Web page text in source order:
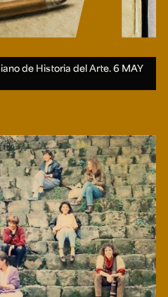
de Historia del Arte.6 MAY